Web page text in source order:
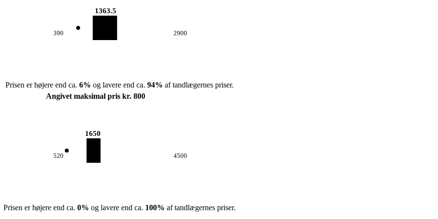
390
1363.5
2900
Prisen er højere end ca. 6% og lavere end ca. 94% af tandlægernes priser.
Angivet maksimal pris kr. 800
520
1650
4500
Prisen er højere end ca. 0% og lavere end ca. 100% af tandlægernes priser.